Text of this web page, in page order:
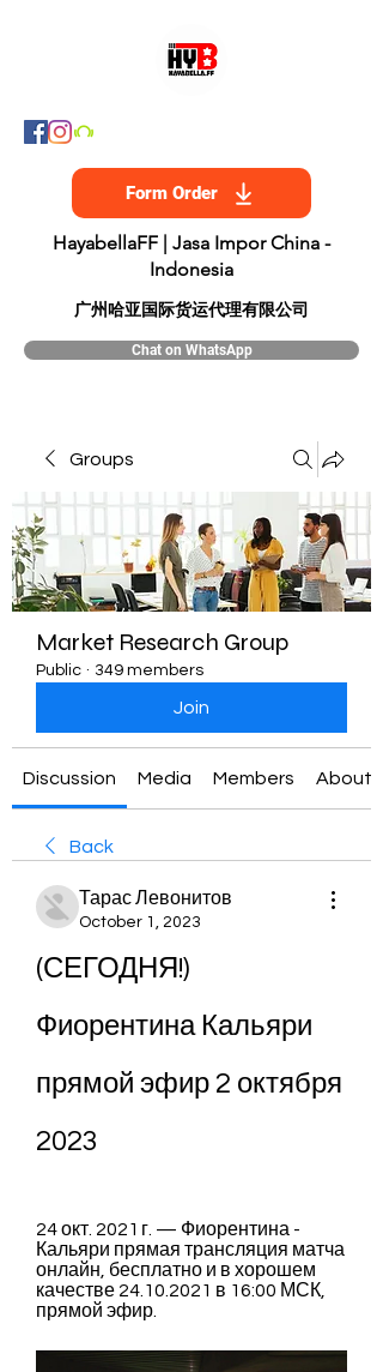
Form Order
HayabellaFF | Jasa Impor China -
Indonesia
​广州哈亚国际货运代理有限公司
Chat on WhatsApp
Groups
Market Research Group
Public · 349 members
Join
Discussion Media Members About
Back
Тарас Левонитов
October 1, 2023
(СЕГОДНЯ!)
Фиорентина Кальяри
прямой эфир 2 октября
2023
24 окт. 2021 г. — Фиорентина -
Кальяри прямая трансляция матча
онлайн, бесплатно и в хорошем
качестве 24.10.2021 в 16:00 МСК,
прямой эфир.